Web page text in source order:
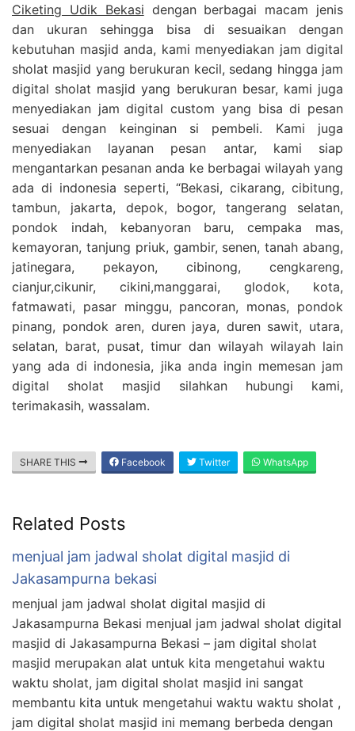
Ciketing Udik Bekasi dengan berbagai macam jenis
dan ukuran sehingga bisa di sesuaikan dengan
kebutuhan masjid anda, kami menyediakan jam digital
sholat masjid yang berukuran kecil, sedang hingga jam
digital sholat masjid yang berukuran besar, kami juga
menyediakan jam digital custom yang bisa di pesan
sesuai dengan keinginan si pembeli. Kami juga
menyediakan layanan pesan antar, kami siap
mengantarkan pesanan anda ke berbagai wilayah yang
ada di indonesia seperti, “Bekasi, cikarang, cibitung,
tambun, jakarta, depok, bogor, tangerang selatan,
pondok indah, kebanyoran baru, cempaka mas,
kemayoran, tanjung priuk, gambir, senen, tanah abang,
jatinegara, pekayon, cibinong, cengkareng,
cianjur,cikunir, cikini,manggarai, glodok, kota,
fatmawati, pasar minggu, pancoran, monas, pondok
pinang, pondok aren, duren jaya, duren sawit, utara,
selatan, barat, pusat, timur dan wilayah wilayah lain
yang ada di indonesia, jika anda ingin memesan jam
digital sholat masjid silahkan hubungi kami,
terimakasih, wassalam.
SHARE THIS Facebook Twitter WhatsApp
Related Posts
menjual jam jadwal sholat digital masjid di
Jakasampurna bekasi
menjual jam jadwal sholat digital masjid di
Jakasampurna Bekasi menjual jam jadwal sholat digital
masjid di Jakasampurna Bekasi – jam digital sholat
masjid merupakan alat untuk kita mengetahui waktu
waktu sholat, jam digital sholat masjid ini sangat
membantu kita untuk mengetahui waktu waktu sholat ,
jam digital sholat masjid ini memang berbeda dengan